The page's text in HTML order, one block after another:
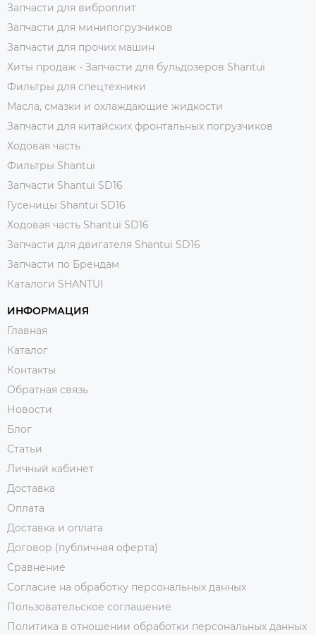
Запчасти для виброплит
Запчасти для минипогрузчиков
Запчасти для прочих машин
Хиты продаж - Запчасти для бульдозеров Shantui
Фильтры для спецтехники
Масла, смазки и охлаждающие жидкости
Запчасти для китайских фронтальных погрузчиков
Ходовая часть
Фильтры Shantui
Запчасти Shantui SD16
Гусеницы Shantui SD16
Ходовая часть Shantui SD16
Запчасти для двигателя Shantui SD16
Запчасти по Брендам
Каталоги SHANTUI
ИНФОРМАЦИЯ
Главная
Каталог
Контакты
Обратная связь
Новости
Блог
Статьи
Личный кабинет
Доставка
Оплата
Доставка и оплата
Договор (публичная оферта)
Сравнение
Согласие на обработку персональных данных
Пользовательское соглашение
Политика в отношении обработки персональных данных